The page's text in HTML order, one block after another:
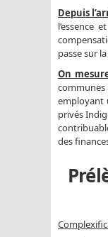
Depuis
l’essence
passe sur
On
employant
privés
des